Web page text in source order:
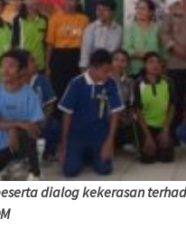
dialog kekerasan